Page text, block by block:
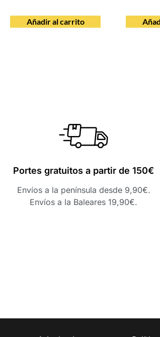
Añadir al carrito
Portes gratuitos a partir de 150€
Envíos a la península desde 9,90€.
Envíos a la Baleares 19,90€.